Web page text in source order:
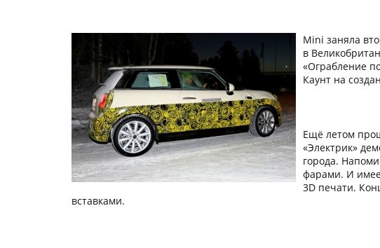
Mini заняла
в
«Ограбление
Каунт на
Ещё летом
«Электрик»
города.
фарами. И
3D печати.
вставками.